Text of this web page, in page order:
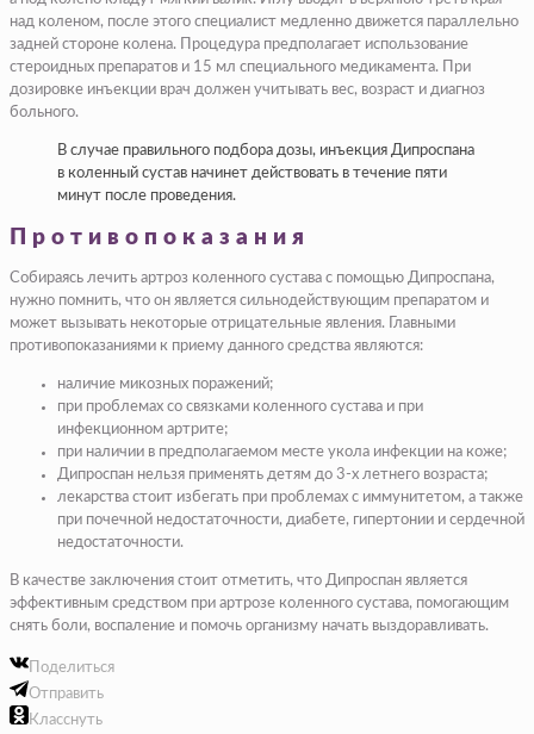
над коленом, после этого специалист медленно движется параллельно
задней стороне колена. Процедура предполагает использование
стероидных препаратов и 15 мл специального медикамента. При
дозировке инъекции врач должен учитывать вес, возраст и диагноз
больного.
В случае правильного подбора дозы, инъекция Дипроспана
в коленный сустав начинет действовать в течение пяти
минут после проведения.
Противопоказания
Собираясь лечить артроз коленного сустава с помощью Дипроспана,
нужно помнить, что он является сильнодействующим препаратом и
может вызывать некоторые отрицательные явления. Главными
противопоказаниями к приему данного средства являются:
наличие микозных поражений;
при проблемах со связками коленного сустава и при
инфекционном артрите;
при наличии в предполагаемом месте укола инфекции на коже;
Дипроспан нельзя применять детям до 3-х летнего возраста;
лекарства стоит избегать при проблемах с иммунитетом, а также
при почечной недостаточности, диабете, гипертонии и сердечной
недостаточности.
В качестве заключения стоит отметить, что Дипроспан является
эффективным средством при артрозе коленного сустава, помогающим
снять боли, воспаление и помочь организму начать выздоравливать.
Поделиться
Отправить
Класснуть